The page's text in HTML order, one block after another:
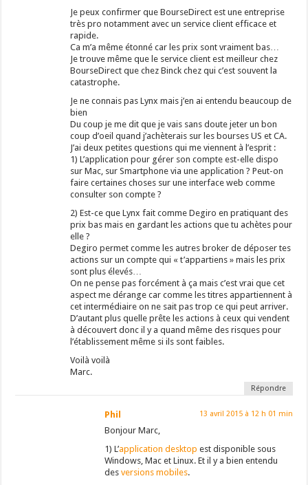
Je peux confirmer que BourseDirect est une entreprise
très pro notamment avec un service client efficace et
rapide.
Ca m’a même étonné car les prix sont vraiment bas…
Je trouve même que le service client est meilleur chez
BourseDirect que chez Binck chez qui c’est souvent la
catastrophe.
Je ne connais pas Lynx mais j’en ai entendu beaucoup de
bien
Du coup je me dit que je vais sans doute jeter un bon
coup d’oeil quand j’achèterais sur les bourses US et CA.
J’ai deux petites questions qui me viennent à l’esprit :
1) L’application pour gérer son compte est-elle dispo
sur Mac, sur Smartphone via une application ? Peut-on
faire certaines choses sur une interface web comme
consulter son compte ?
2) Est-ce que Lynx fait comme Degiro en pratiquant des
prix bas mais en gardant les actions que tu achètes pour
elle ?
Degiro permet comme les autres broker de déposer tes
actions sur un compte qui « t’appartiens » mais les prix
sont plus élevés…
On ne pense pas forcément à ça mais c’est vrai que cet
aspect me dérange car comme les titres appartiennent à
cet intermédiaire on ne sait pas trop ce qui peut arriver.
D’autant plus quelle prête les actions à ceux qui vendent
à découvert donc il y a quand même des risques pour
l’établissement même si ils sont faibles.
Voilà voilà
Marc.
Répondre
Phil 13 avril 2015 à 12 h 01 min
Bonjour Marc,
1) L’application desktop est disponible sous
Windows, Mac et Linux. Et il y a bien entendu
desversions mobiles.